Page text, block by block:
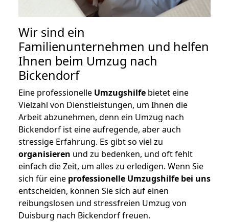
Wir sind ein
Familienunternehmen und helfen
Ihnen beim Umzug nach
Bickendorf
Eine professionelle Umzugshilfe bietet eine
Vielzahl von Dienstleistungen, um Ihnen die
Arbeit abzunehmen, denn ein Umzug nach
Bickendorf ist eine aufregende, aber auch
stressige Erfahrung. Es gibt so viel zu
organisieren und zu bedenken, und oft fehlt
einfach die Zeit, um alles zu erledigen. Wenn Sie
sich für eine professionelle Umzugshilfe bei uns
entscheiden, können Sie sich auf einen
reibungslosen und stressfreien Umzug von
Duisburg nach Bickendorf freuen.